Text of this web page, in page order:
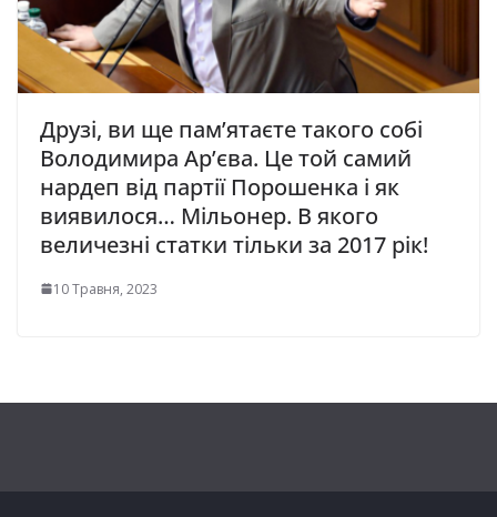
Друзі, ви ще пам’ятаєте такого собі
Володимира Ар’єва. Це той самий
нардеп від партії Порошенка і як
виявилося… Мільонер. В якого
величезні статки тільки за 2017 рік!
10 Травня, 2023